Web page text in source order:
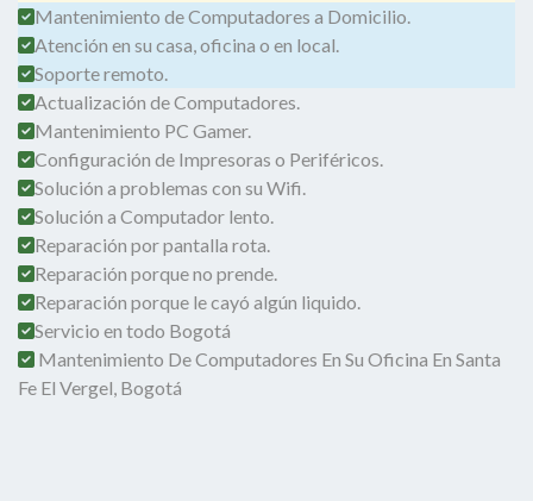
Mantenimiento de Computadores a Domicilio.
Atención en su casa, oficina o en local.
Soporte remoto.
Actualización de Computadores.
Mantenimiento PC Gamer.
Configuración de Impresoras o Periféricos.
Solución a problemas con su Wifi.
Solución a Computador lento.
Reparación por pantalla rota.
Reparación porque no prende.
Reparación porque le cayó algún liquido.
Servicio en todo Bogotá
Mantenimiento De Computadores En Su Oficina En Santa
Fe El Vergel, Bogotá